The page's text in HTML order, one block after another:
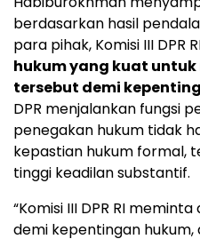
berdasarkan hasil
para pihak, Komisi III DPR
hukum yang kuat
tersebut demi
DPR menjalankan fungsi
penegakan hukum tidak
kepastian hukum formal,
tinggi keadilan substantif.
“Komisi III DPR RI
demi kepentingan